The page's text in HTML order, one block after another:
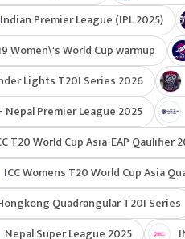
Indian Premier League (IPL 2025)
Women\'s World Cup warmup
Lights T20I Series 2026
Nepal Premier League 2025
T20 World Cup Asia-EAP Qaulifier
ICC Womens T20 World Cup Asia
Quadrangular T20I Series
Nepal Super League 2025